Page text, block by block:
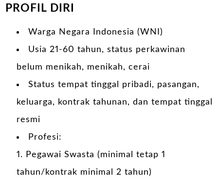
PROFIL DIRI
Warga Negara Indonesia (WNI)
Usia 21-60 tahun, status perkawinan
belum menikah, menikah, cerai
Status tempat tinggal pribadi, pasangan,
keluarga, kontrak tahunan, dan tempat tinggal
resmi
Profesi:
1. Pegawai Swasta (minimal tetap 1
tahun/kontrak minimal 2 tahun)